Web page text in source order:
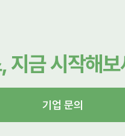
지금 시작해
기업 문의